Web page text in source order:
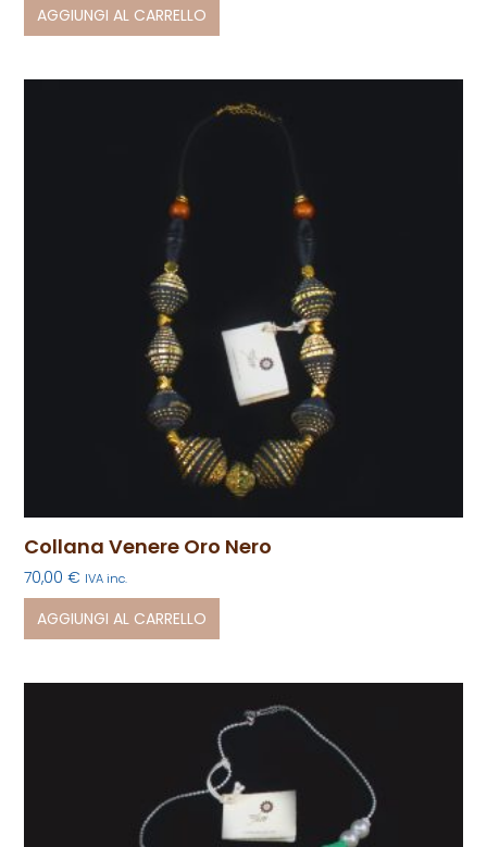
AGGIUNGI AL CARRELLO
Collana Venere Oro Nero
70,00€ IVA inc.
AGGIUNGI AL CARRELLO